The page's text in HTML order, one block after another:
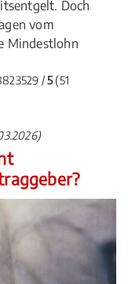
Doch
vom
Mindestlohn
/5(51